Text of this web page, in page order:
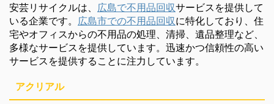
安芸リサイクルは、 広島で不用品回収サービスを提供して
いる企業です。 広島市での不用品回収に特化しており、住
宅やオフィスからの不用品の処理、清掃、遺品整理など、
多様なサービスを提供しています。迅速かつ信頼性の高い
サービスを提供することに注力しています。
アクリアル